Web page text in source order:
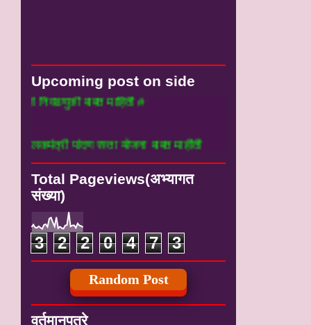
Upcoming post on side
बाबत माहिती #
पांदण रस्ता योजना बाबत माहीती
Total Pageviews(अभ्यागत
संख्या)
3 2 2 0 4 7 3
Random Post
वर्तमानपत्रे